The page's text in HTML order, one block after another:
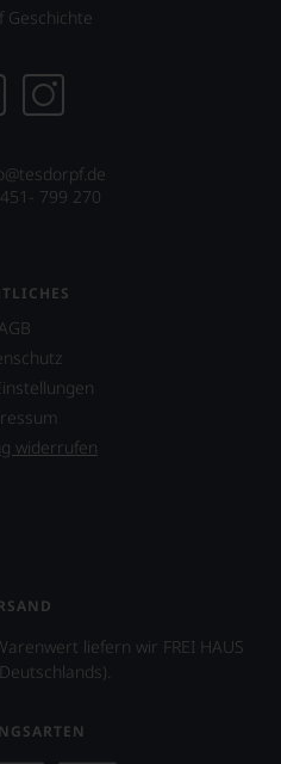
Geschichte
799 270
AGB
widerrufen
liefern wir FREI HAUS